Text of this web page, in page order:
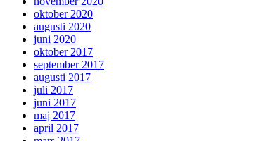
oktober 2020
augusti 2020
juni 2020
oktober 2017
september 2017
augusti 2017
juli 2017
juni 2017
maj 2017
april 2017